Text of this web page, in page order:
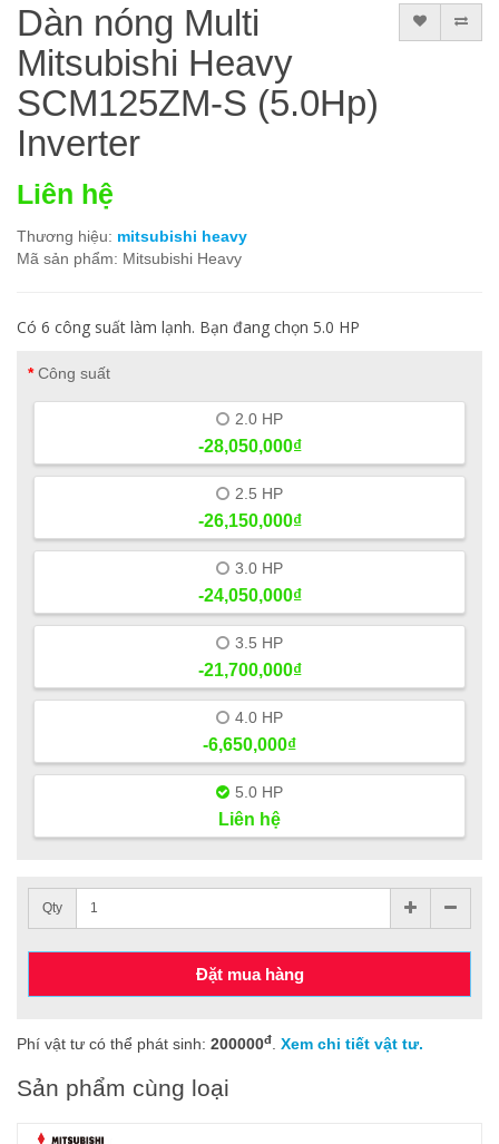
Dàn nóng Multi
Mitsubishi Heavy
SCM125ZM-S (5.0Hp)
Inverter
Liên hệ
Thương hiệu: mitsubishi heavy
Mã sản phẩm: Mitsubishi Heavy
Có 6 công suất làm lạnh. Bạn đang chọn 5.0 HP
Công suất
2.0 HP
-28,050,000₫
2.5 HP
-26,150,000₫
3.0 HP
-24,050,000₫
3.5 HP
-21,700,000₫
4.0 HP
-6,650,000₫
5.0 HP
Liên hệ
Qty
Đặt mua hàng
Phí vật tư có thể phát sinh: 200000đ Xem chi tiết vật tư.
Sản phẩm cùng loại